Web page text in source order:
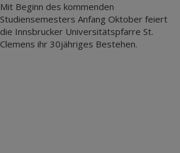
Mit Beginn des kommenden
Studiensemesters Anfang Oktober feiert
die Innsbrucker Universitätspfarre St.
Clemens ihr 30jähriges Bestehen.